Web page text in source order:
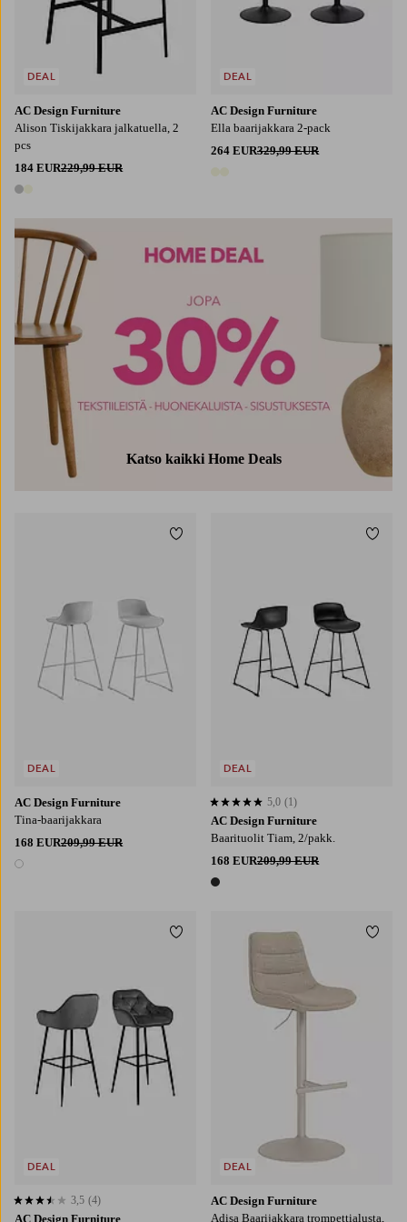
AC Design Furniture
Alison Tiskijakkara jalkatuella, 2
pcs
184 EUR229,99 EUR
2 värejä
DEAL
Katso kaikki Home Deals
AC Design Furniture
Ella baarijakkara 2-pack
264 EUR329,99 EUR
DEAL
AC Design Furniture
Tina-baarijakkara
168 EUR209,99 EUR
1 väri
DEAL
Lisää suosikkeihin
AC Design Furniture
Baarituolit Tiam, 2/pakk.
168 EUR209,99 EUR
1 väri
5,0 perustuen 1 arvosanaan
5,0 (1)
DEAL
AC Design Furniture
3,5 perustuen 4 arvosanaan
3,5 (4)
DEAL
Lisää suosikkeihin
AC Design Furniture
Adisa Baarijakkara trompettialusta,
DEAL